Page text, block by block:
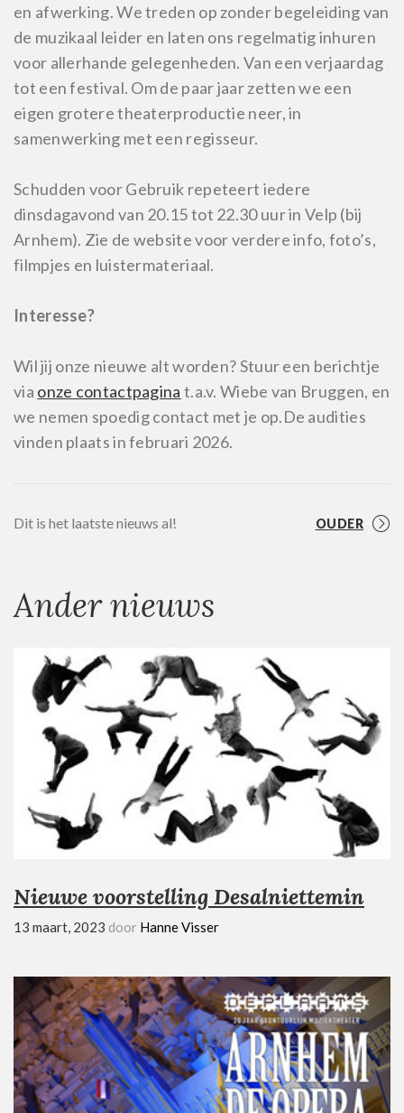
en afwerking. We treden op zonder begeleiding van
de muzikaal leider en laten ons regelmatig inhuren
voor allerhande gelegenheden. Van een verjaardag
tot een festival. Om de paar jaar zetten we een
eigen grotere theaterproductie neer, in
samenwerking met een regisseur.
Schudden voor Gebruik repeteert iedere
dinsdagavond van 20.15 tot 22.30 uur in Velp (bij
Arnhem). Zie de website voor verdere info, foto’s,
filmpjes en luistermateriaal.
Interesse?
Wil jij onze nieuwe alt worden? Stuur een berichtje
via onze contactpagina t.a.v. Wiebe van Bruggen, en
we nemen spoedig contact met je op.De audities
vinden plaats in februari 2026.
Dit is het laatste nieuws al! OUDER
Ander nieuws
Nieuwe voorstelling Desalniettemin
13 maart, 2023 door Hanne Visser